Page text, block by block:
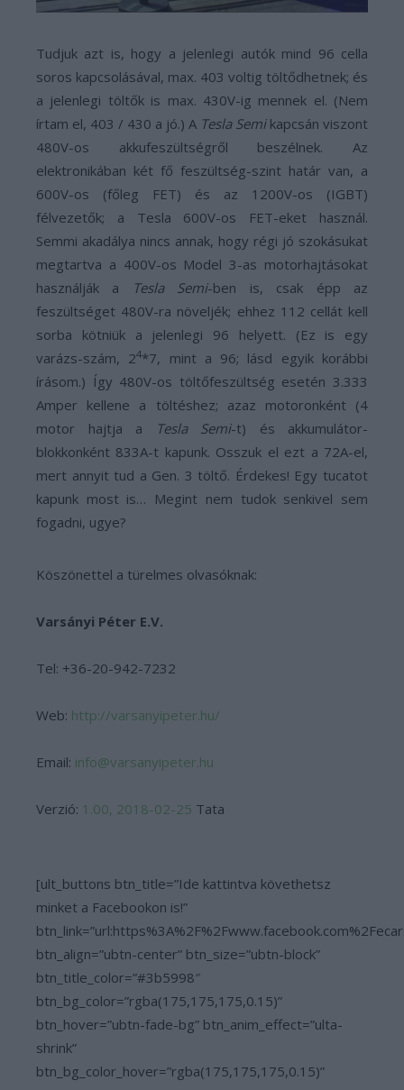
Tudjuk azt is, hogy a jelenlegi autók mind 96 cella
soros kapcsolásával, max. 403 voltig töltődhetnek; és
a jelenlegi töltők is max. 430V-ig mennek el. (Nem
írtam el, 403 / 430 a jó.) A Tesla Semikapcsán viszont
480V-os akkufeszültségről beszélnek. Az
elektronikában két fő feszültség-szint határ van, a
600V-os (főleg FET) és az 1200V-os (IGBT)
félvezetők; a Tesla 600V-os FET-eket használ.
Semmi akadálya nincs annak, hogy régi jó szokásukat
megtartva a 400V-os Model 3-as motorhajtásokat
használják a
Tesla Semi-ben is, csak épp az
feszültséget 480V-ra növeljék; ehhez 112 cellát kell
sorba kötniük a jelenlegi 96 helyett. (Ez is egy
varázs-szám, 24*7, mint a 96; lásd egyik korábbi
írásom.) Így 480V-os töltőfeszültség esetén 3.333
Amper kellene a töltéshez; azaz motoronként (4
motor hajtja a
Tesla Semi-t) és akkumulátor-
blokkonként 833A-t kapunk. Osszuk el ezt a 72A-el,
mert annyit tud a Gen. 3 töltő. Érdekes! Egy tucatot
kapunk most is… Megint nem tudok senkivel sem
fogadni, ugye?
Köszönettel a türelmes olvasóknak:
Varsányi Péter E.V.
Tel: +36-20-942-7232
Web: http://varsanyipeter.hu/
Email: info@varsanyipeter.hu
Verzió: 1.00, 2018-02-25 Tata
[ult_buttons btn_title=”Ide kattintva követhetsz
minket a Facebookon is!”
btn_align=”ubtn-center” btn_size=”ubtn-block”
btn_title_color=”#3b5998″
btn_bg_color=”rgba(175,175,175,0.15)”
btn_hover=”ubtn-fade-bg” btn_anim_effect=”ulta-
shrink”
btn_bg_color_hover=”rgba(175,175,175,0.15)”